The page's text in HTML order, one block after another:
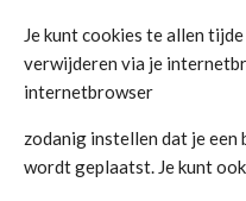
Je kunt cookies te allen
verwijderen via je
internetbrowser
zodanig instellen dat je
wordt geplaatst. Je kunt